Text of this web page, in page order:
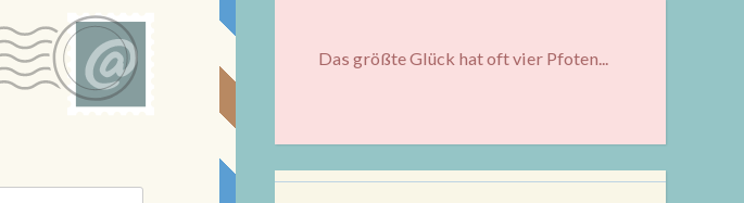
Das größte Glück hat oft vier Pfoten...